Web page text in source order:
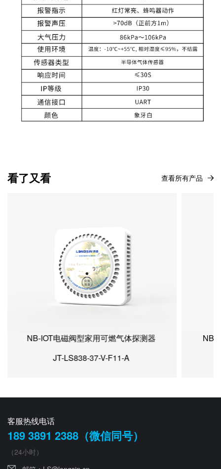
看了又看 查看所有产品
NB-IOT插拔式电磁阀型天燃气探测器
JT-LS838-35C-F11V-A
NB-
客服热线电话
189 3891 2388（微信同号）
（24小时）